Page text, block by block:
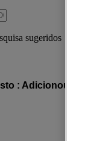
sugeridos
: Adicionou